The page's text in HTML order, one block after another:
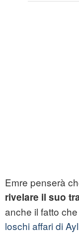
Emre penserà
rivelare il suo
anche il fatto
loschi affari di